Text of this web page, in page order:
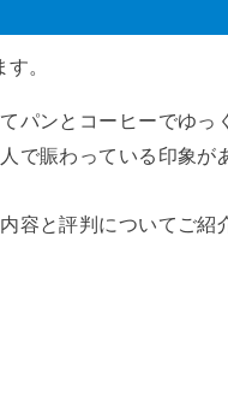
。
パンとコーヒーでゆっ
で賑わっている印象が
容と評判についてご紹